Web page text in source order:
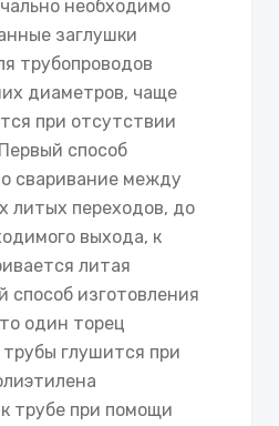
необходимо
заглушки
трубопроводов
диаметров, чаще
при отсутствии
способ
сваривание между
литых переходов, до
выхода, к
литая
способ изготовления
один торец
глушится при
трубе при помощи